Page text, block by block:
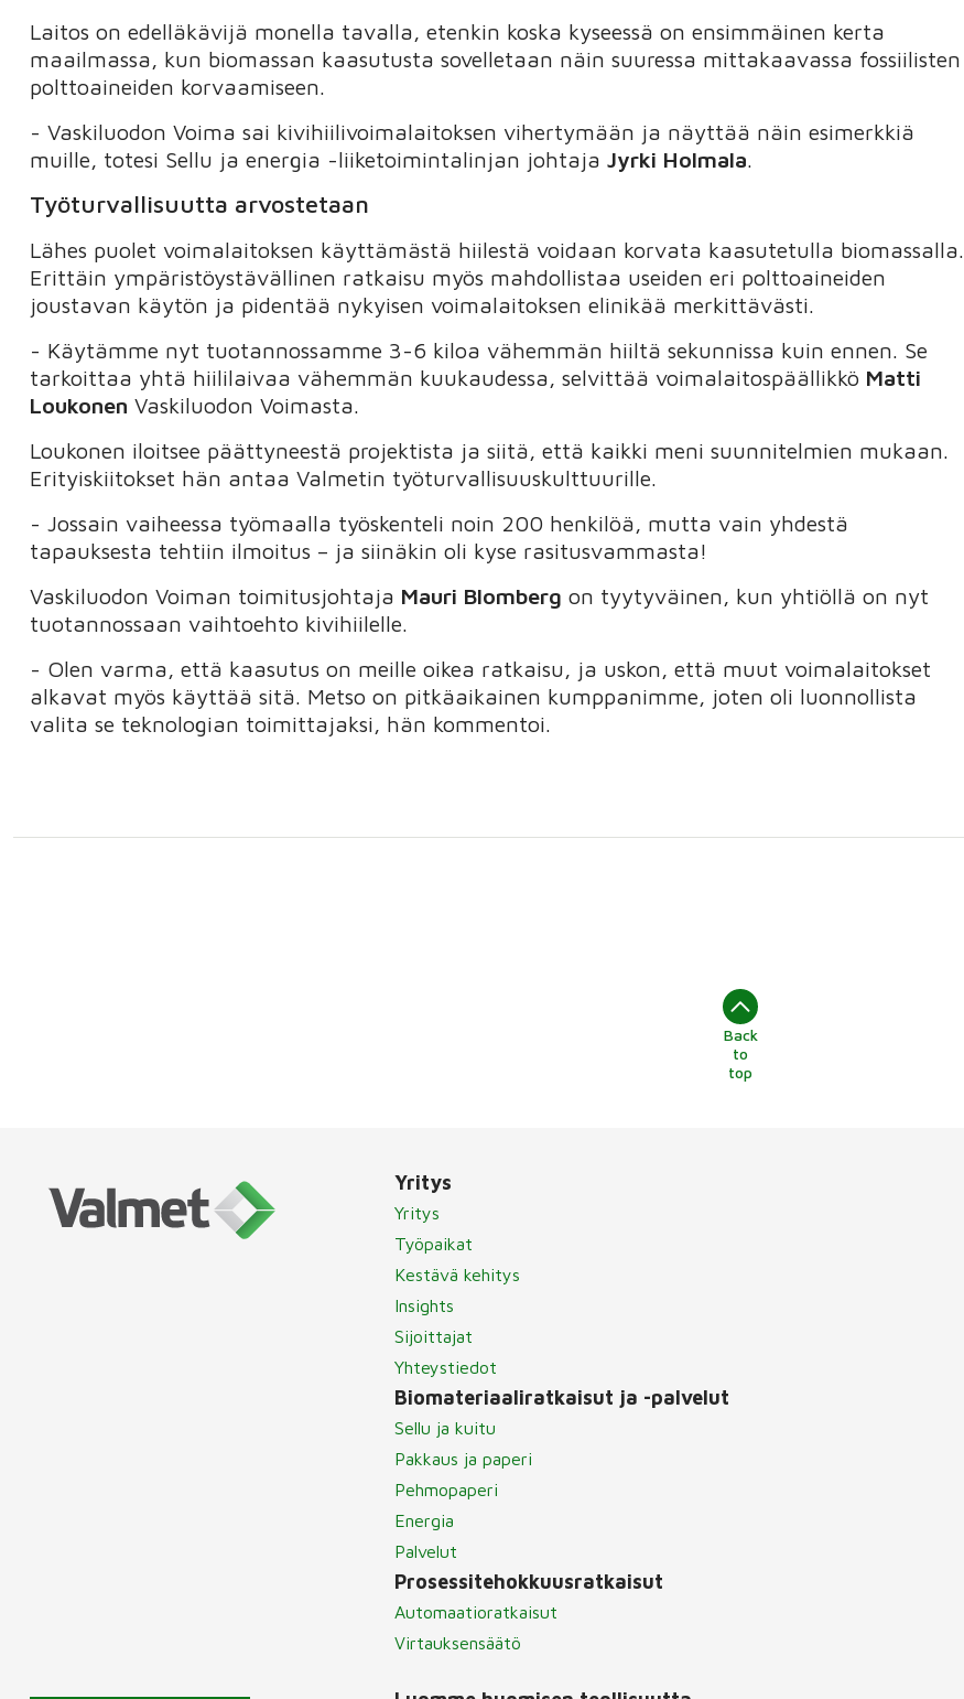
Laitos on edelläkävijä monella tavalla, etenkin koska kyseessä on ensimmäinen kerta
maailmassa, kun biomassan kaasutusta sovelletaan näin suuressa mittakaavassa fossiilisten
polttoaineiden korvaamiseen.
- Vaskiluodon Voima sai kivihiilivoimalaitoksen vihertymään ja näyttää näin esimerkkiä
muille, totesi Sellu ja energia -liiketoimintalinjan johtajaJyrki Holmala
Työturvallisuutta arvostetaan
Lähes puolet voimalaitoksen käyttämästä hiilestä voidaan korvata kaasutetulla biomassalla.
Erittäin ympäristöystävällinen ratkaisu myös mahdollistaa useiden eri polttoaineiden
joustavan käytön ja pidentää nykyisen voimalaitoksen elinikää merkittävästi.
- Käytämme nyt tuotannossamme 3-6 kiloa vähemmän hiiltä sekunnissa kuin ennen. Se
tarkoittaa yhtä hiililaivaa vähemmän kuukaudessa, selvittää voimalaitospäällikkö Matti
Loukonen Vaskiluodon Voimasta.
Loukonen iloitsee päättyneestä projektista ja siitä, että kaikki meni suunnitelmien mukaan.
Erityiskiitokset hän antaa Valmetin työturvallisuuskulttuurille.
- Jossain vaiheessa työmaalla työskenteli noin 200 henkilöä, mutta vain yhdestä
tapauksesta tehtiin ilmoitus – ja siinäkin oli kyse rasitusvammasta!
Vaskiluodon Voiman toimitusjohtaja Mauri Blomberg on tyytyväinen, kun yhtiöllä on nyt
tuotannossaan vaihtoehto kivihiilelle.
- Olen varma, että kaasutus on meille oikea ratkaisu, ja uskon, että muut voimalaitokset
alkavat myös käyttää sitä. Metso on pitkäaikainen kumppanimme, joten oli luonnollista
valita se teknologian toimittajaksi, hän kommentoi.
Back
to
top
Yritys
Yritys
Työpaikat
Kestävä kehitys
Insights
Sijoittajat
Yhteystiedot
Biomateriaaliratkaisut ja -palvelut
Sellu ja kuitu
Pakkaus ja paperi
Pehmopaperi
Energia
Palvelut
Prosessitehokkuusratkaisut
Automaatioratkaisut
Virtauksensäätö